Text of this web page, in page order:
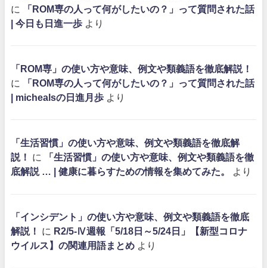
に
「ROM専の人って何がしたいの？」って質問された話
| 今日も日進一歩 より
「ROM専」の使い方や意味、例文や類義語を徹底解説！
に
「ROM専の人って何がしたいの？」って質問された話
| michealsの日進月歩 より
「生活習慣」の使い方や意味、例文や類義語を徹底解
説！
に
「生活習慣」の使い方や意味、例文や類義語を徹
底解説 … | 健康に暮らすための情報を集めてみた。
より
「インシデント」の使い方や意味、例文や類義語を徹底
解説！
に R2/5-Ⅳ週報「5/18日～5/24日」【新型コロナ
ウイルス】の関連用語まとめ より